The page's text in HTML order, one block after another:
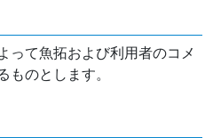
って魚拓および利用者のコメ
ものとします。